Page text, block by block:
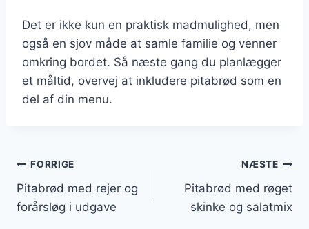
Det er ikke kun en praktisk madmulighed, men
også en sjov måde at samle familie og venner
omkring bordet. Så næste gang du planlægger
et måltid, overvej at inkludere pitabrød som en
del af din menu.
Indlægsnavigation
FORRIGE
Pitabrød med rejer og
forårsløg i udgave
NÆSTE
Pitabrød med røget
skinke og salatmix